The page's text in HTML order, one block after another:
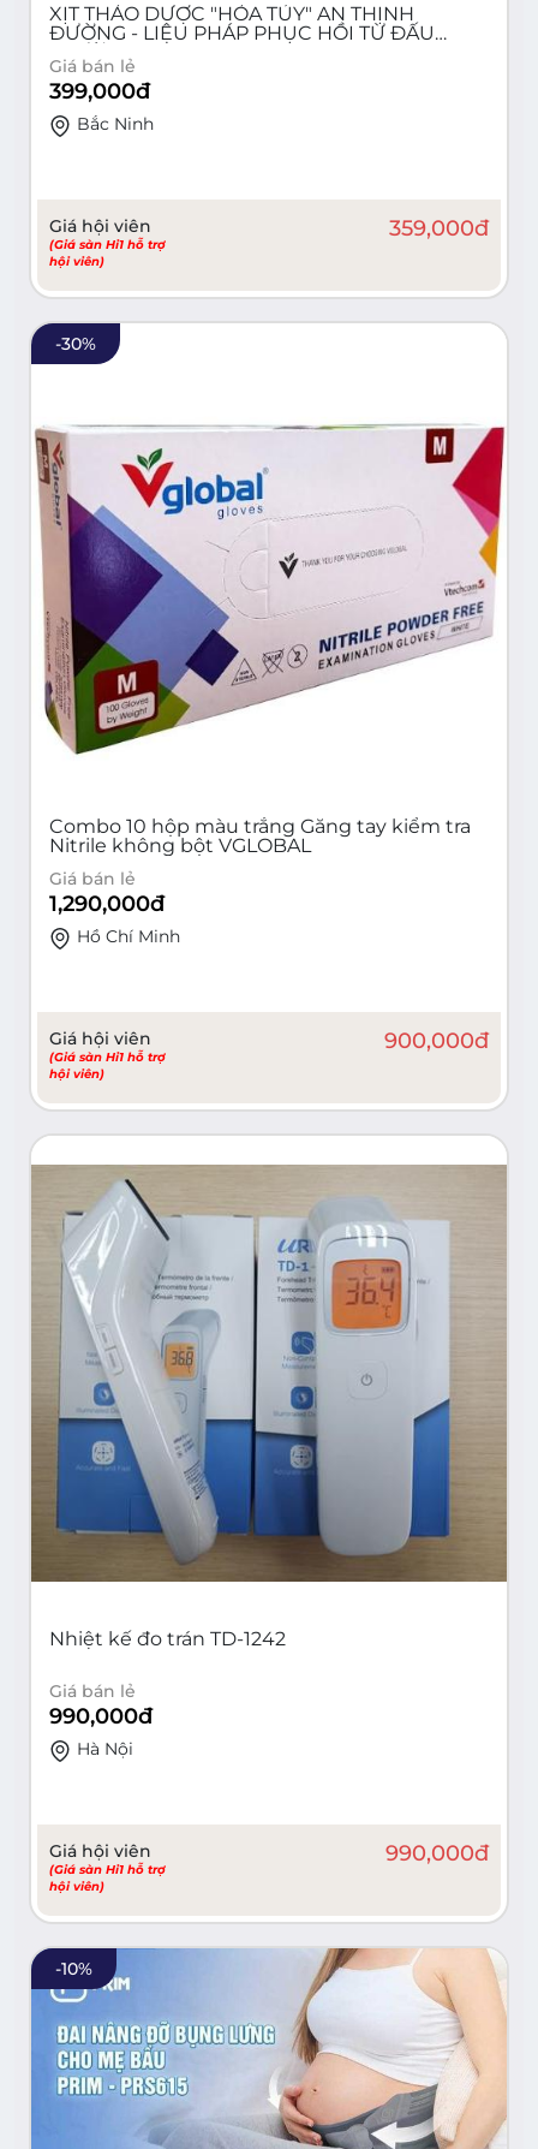
XỊT THẢO DƯỢC "HỎA TỦY" AN THỊNH
ĐƯỜNG - LIỆU PHÁP PHỤC HỒI TỪ ĐẤU
Giá bán lẻ
399,000đ
Bắc Ninh
Giá hội viên
(Giá sàn Hi1 hỗ trợ
hội viên)
359,000đ
-30%
Combo 10 hộp màu trắng Găng tay kiểm tra
Nitrile không bột VGLOBAL
Giá bán lẻ
1,290,000đ
Hồ Chí Minh
Giá hội viên
(Giá sàn Hi1 hỗ trợ
hội viên)
900,000đ
Nhiệt kế đo trán TD-1242
Giá bán lẻ
990,000đ
Hà Nội
Giá hội viên
(Giá sàn Hi1 hỗ trợ
hội viên)
990,000đ
-10%